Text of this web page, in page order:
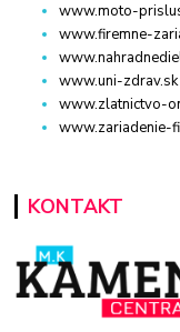
www.moto-
www.firemne-
www.uni-zdrav.sk
www.zlatnictvo-
www.zariadenie-
KONTAKT